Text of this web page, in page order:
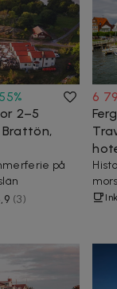
55%
2–5
på
(3)
6